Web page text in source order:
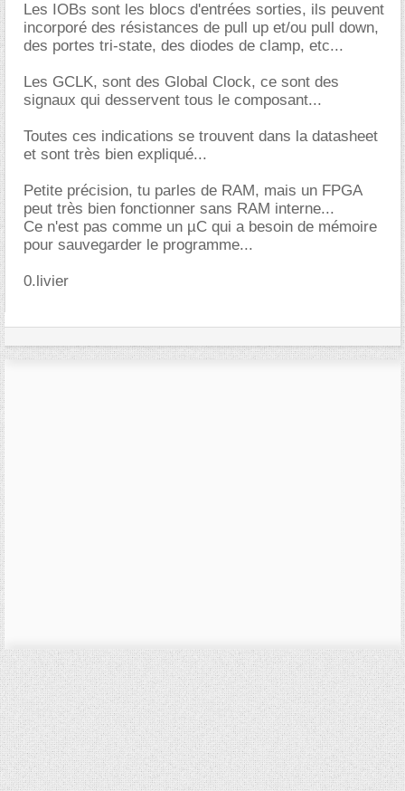
Les IOBs sont les blocs d'entrées sorties, ils peuvent
incorporé des résistances de pull up et/ou pull down,
des portes tri-state, des diodes de clamp, etc...
Les GCLK, sont des Global Clock, ce sont des
signaux qui desservent tous le composant...
Toutes ces indications se trouvent dans la datasheet
et sont très bien expliqué...
Petite précision, tu parles de RAM, mais un FPGA
peut très bien fonctionner sans RAM interne...
Ce n'est pas comme un µC qui a besoin de mémoire
pour sauvegarder le programme...
0.livier